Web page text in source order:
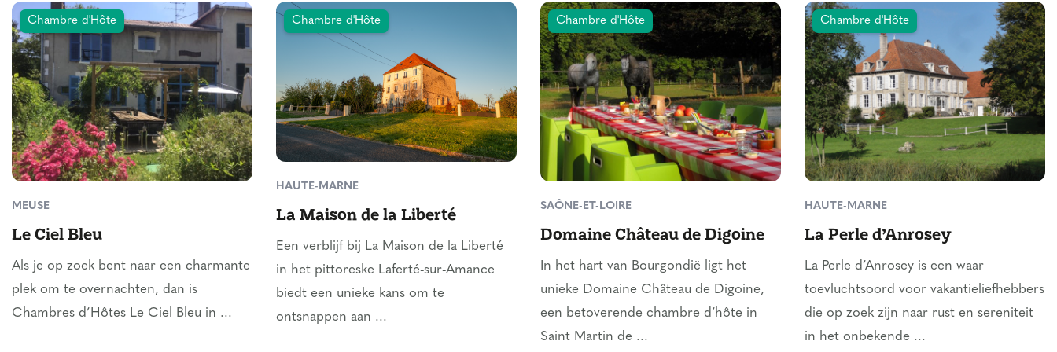
Chambre d'Hôte
MEUSE
Le Ciel Bleu
Als je op zoek bent naar een charmante
plek om te overnachten, dan is
Chambres d’Hôtes Le Ciel Bleu in ...
Chambre d'Hôte
HAUTE-MARNE
La Maison de la Liberté
Een verblijf bij La Maison de la Liberté
in het pittoreske Laferté-sur-Amance
biedt een unieke kans om te
ontsnappen aan ...
Chambre d'Hôte
SAÔNE-ET-LOIRE
Domaine Château de Digoine
In het hart van Bourgondië ligt het
unieke Domaine Château de Digoine,
een betoverende chambre d’hôte in
Saint Martin de ...
Chambre d'Hôte
HAUTE-MARNE
La Perle d’Anrosey
La Perle d’Anrosey is een waar
toevluchtsoord voor vakantieliefhebbers
die op zoek zijn naar rust en sereniteit
in het onbekende ...